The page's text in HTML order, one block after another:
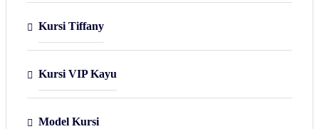
Kursi Tiffany
Kursi VIP Kayu
Model Kursi